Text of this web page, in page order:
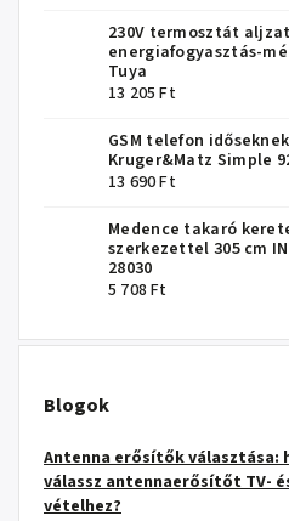
230V termosztát
energiafogyasztás-
Tuya
13 205 Ft
GSM telefon időseknek
Kruger&Matz Simple
13 690 Ft
Medence takaró
szerkezettel 305 cm
28030
5 708 Ft
Blogok
Antenna erősítők választása:
válassz antennaerősítőt TV-
vételhez?